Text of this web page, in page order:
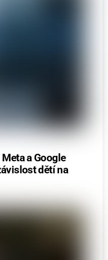
a Google
dětí na